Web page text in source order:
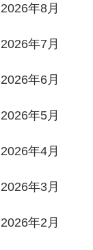
2026年8月
2026年7月
2026年6月
2026年5月
2026年4月
2026年3月
2026年2月